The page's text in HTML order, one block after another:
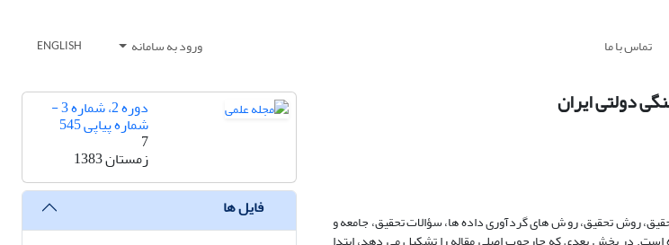
تماس با ما ورود به سامانه ENGLISH
دولتی ایران
روش تحقیق، رو ش های گردآوری داده ها، سؤالات تحقیق، جامعه و
دوره 2، شماره 3 -
شماره پیاپی 545
7
زمستان 1383
فایل ها